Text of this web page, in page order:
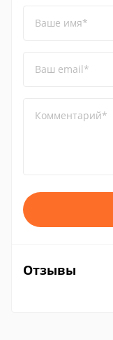
Ваше имя*
Ваш email*
Комментарий*
Отзывы